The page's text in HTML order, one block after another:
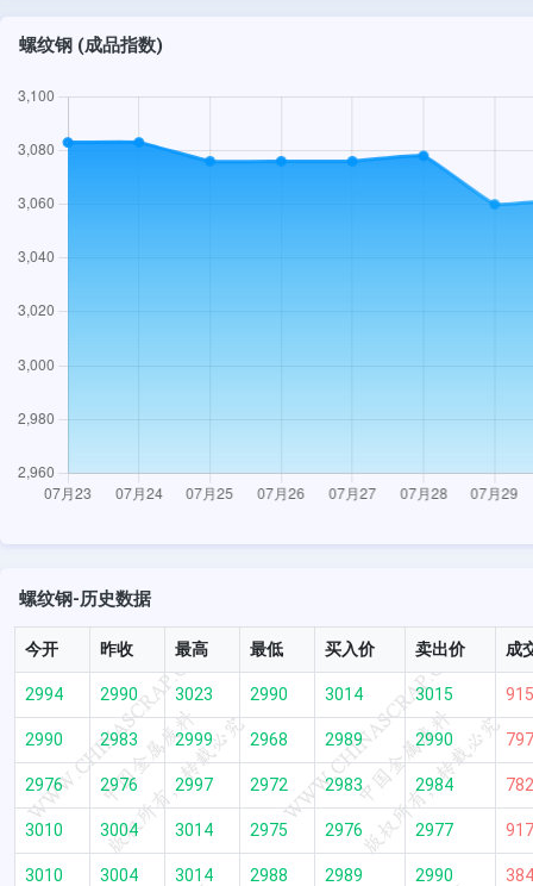
螺纹钢 (成品指数)
螺纹钢-历史数据
今开 昨收 最高 最低 买入价 卖出价 成
2994 2990 3023 2990 3014 3015
2990 2983 2999 2968 2989 2990
2976 2976 2997 2972 2983 2984
3010 3004 3014 2975 2976 2977
3010 3004 3014 2988 2989 2990